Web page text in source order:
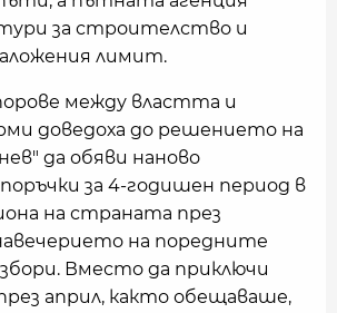
за строителство и
лимит.
между властта и
доведоха до решението на
да обяви наново
за 4-годишен период в
на страната през
на поредните
Вместо да приключи
април, както обещаваше,